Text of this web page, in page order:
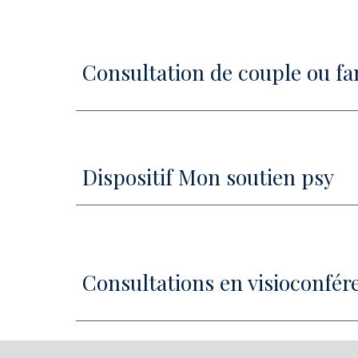
Consultation de couple ou
Dispositif Mon soutien psy
Consultations en